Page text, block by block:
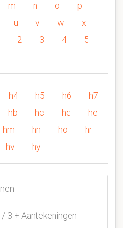
m n o
p
u v w
x
2 3 4
5
h4 h5 h6
h7
hb hc hd
he
hm hn ho
hr
hv hy
3 + Aantekeningen